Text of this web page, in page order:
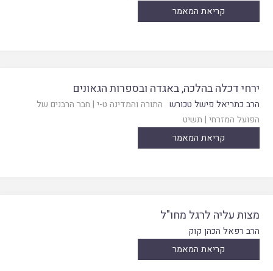
קריאת המאמר
ירחי דכלה בהלכה, באגדה ובספרות הגאונים
הרב כתריאל פישל טכורש התורה והמדינה ט-י | חבר הרבנים של
הפועל המזרחי | תשיט
קריאת המאמר
מצות עליה לרגל מחו"ל
הרב רפאל הכהן קוק
קריאת המאמר